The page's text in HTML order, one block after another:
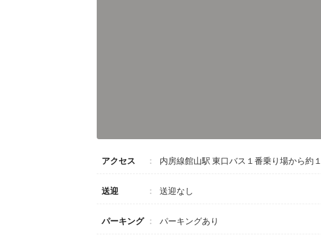
アクセス 内房線館山駅 東口バス１番乗り場から
送迎 送迎なし
パーキング パーキングあり